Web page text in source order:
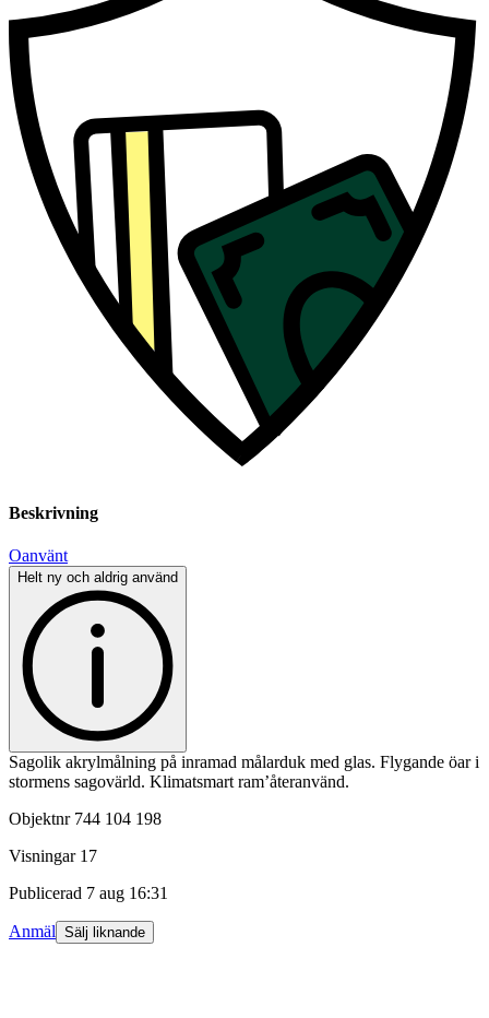
Beskrivning
Oanvänt
Helt ny och aldrig använd
Sagolik akrylmålning på inramad målarduk med glas. Flygande öar i
stormens sagovärld. Klimatsmart ram’återanvänd.
Objektnr 744 104 198
Visningar 17
Publicerad 7 aug 16:31
Anmäl Sälj liknande